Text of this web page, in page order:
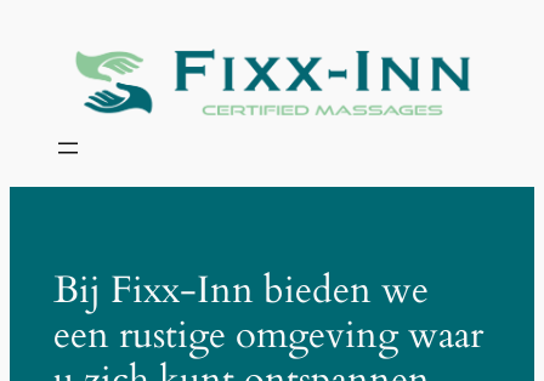
Bij Fixx-Inn bieden we
een rustige omgeving waar